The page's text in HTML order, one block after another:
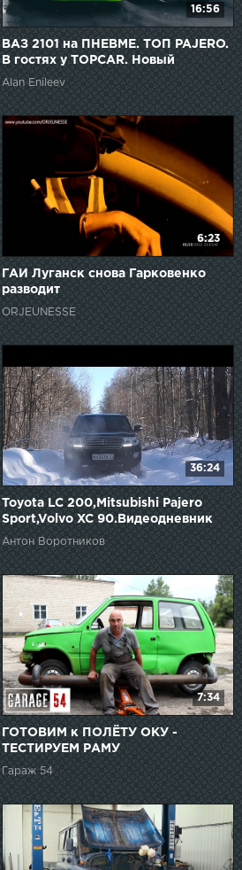
16:56
ВАЗ 2101 на ПНЕВМЕ. ТОП PAJERO.
В гостях у TOPCAR. Новый
PORSCHE 911 Carrera S 992, ГАЗ
М-20 Победа
Alan Enileev
6:23
ГАИ Луганск снова Гарковенко
разводит
ORJEUNESSE
36:24
Toyota LC 200,Mitsubishi Pajero
Sport,Volvo XC 90.Видеодневник
Антон Воротников
7:34
ГОТОВИМ к ПОЛЁТУ ОКУ -
ТЕСТИРУЕМ РАМУ
Гараж 54